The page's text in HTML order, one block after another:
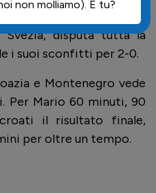
5 per gli azzurri.
Svezia, disputa tutta la
i suoi sconfitti per 2-0.
e Montenegro vede
Per Mario 60 minuti, 90
il risultato finale,
per oltre un tempo.
non molliamo). E tu?